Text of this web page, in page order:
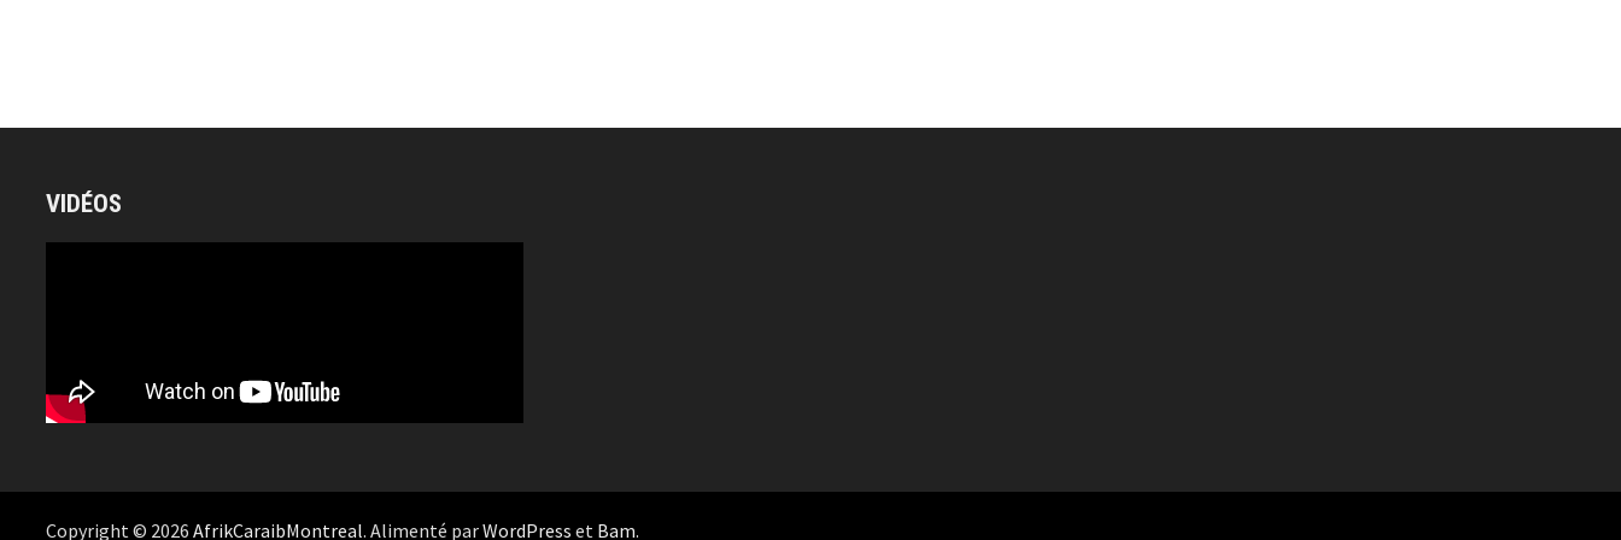
VIDÉOS
Copyright © 2026AfrikCaraibMontreal. Alimenté parWordPress et Bam.